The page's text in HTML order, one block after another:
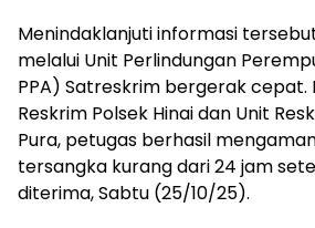
Menindaklanjuti informasi
melalui Unit Perlindungan
PPA) Satreskrim bergerak cepat.
Reskrim Polsek Hinai dan Unit
Pura, petugas berhasil
tersangka kurang dari 24 jam
diterima, Sabtu (25/10/25).